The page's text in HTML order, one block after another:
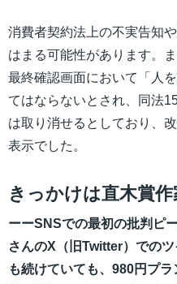
消費者契約法上の不実告知
はまる可能性があります。
最終確認画面において「人
てはならないとされ、同法
は取り消せるとしており、
表示でした。
きっかけは直木賞
ーーSNSでの最初の批判ピ
さんのX（旧Twitter）での
も続けていても、980円プ